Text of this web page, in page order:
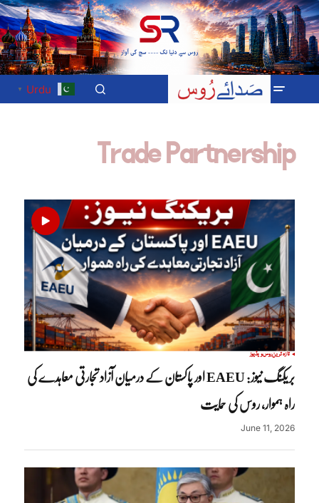
Urdu
▼
Trade Partnership
تازہ ترینروسویڈیوز
بریکنگ نیوز: EAEU اور پاکستان کے درمیان آزاد تجارتی معاہدے کی
راہ ہموار، روس کی حمایت
June 11, 2026